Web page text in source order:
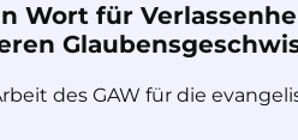
Wort für
des GAW für die